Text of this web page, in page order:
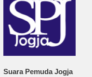
Suara Pemuda Jogja